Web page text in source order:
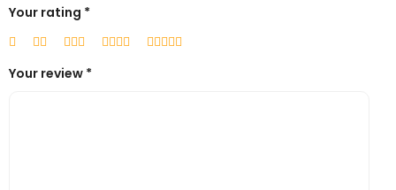
Your rating *
Your review *